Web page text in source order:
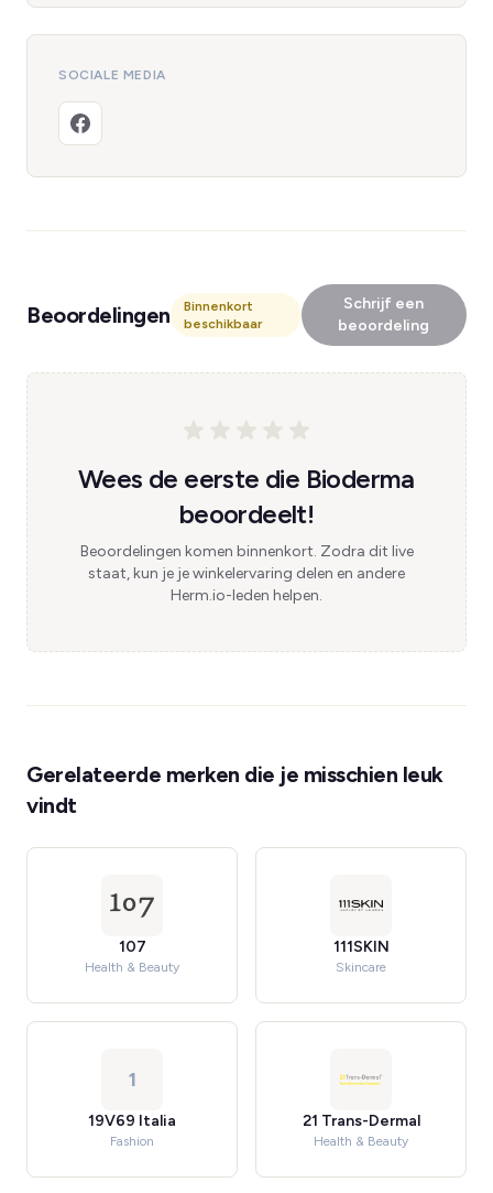
SOCIALE MEDIA
Beoordelingen
Binnenkort
beschikbaar
Schrijf een
beoordeling
Wees de eerste die Bioderma
beoordeelt!
Beoordelingen komen binnenkort. Zodra dit live
staat, kun je je winkelervaring delen en andere
Herm.io-leden helpen.
Gerelateerde merken die je misschien leuk
vindt
107
Health & Beauty
111SKIN
Skincare
1
19V69 Italia
Fashion
21 Trans-Dermal
Health & Beauty